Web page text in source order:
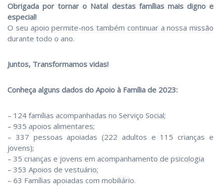
Obrigada por tornar o Natal destas famílias mais digno e
especial!
O seu apoio permite-nos também continuar a nossa missão
durante todo o ano.
Juntos, Transformamos vidas!
Conheça alguns dados do Apoio à Família de 2023:
– 124 famílias acompanhadas no Serviço Social;
– 935 apoios alimentares;
– 337 pessoas apoiadas (222 adultos e 115 crianças e
jovens);
– 35 crianças e jovens em acompanhamento de psicologia
– 353 Apoios de vestuário;
– 63 Famílias apoiadas com mobiliário.